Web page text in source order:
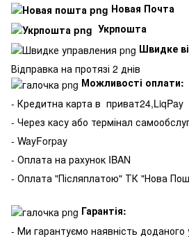
Новая Почта
Укрпошта
Швидке
Відправка на протязі 2 днів
Можливості оплати:
- Кредитна карта в приват24,LiqPay
- Через касу або термінал
- WayForpay
- Оплата на рахунок IBAN
- Оплата "Післяплатою" ТК "Нова
Гарантія:
- Ми гарантуємо наявність доданого